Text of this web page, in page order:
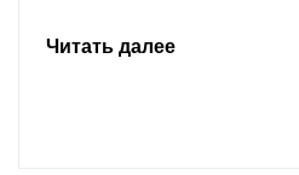
Читать далее